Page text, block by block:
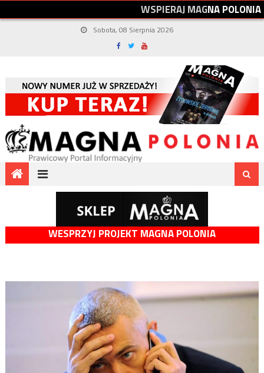
WSPIERAJMAGNAPOLONIA
Sobota, 08 Sierpnia 2026
WESPRZYJ PROJEKT MAGNA POLONIA